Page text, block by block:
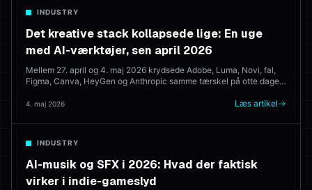
INDUSTRY
Det kreative stack kollapsede lige: En uge
med AI-værktøjer, sen april 2026
Mellem 27. april og 4. maj 2026 krydsede Adobe, Luma, Novi, fal,
Figma, Canva, HeyGen og Anthropic samme tærskel på otte dage.
efterlader de browserbaserede kreative suites, der forsøger at
4. maj 2026 Læs artikel
INDUSTRY
AI-musik og SFX i 2026: Hvad der faktisk
virker i indie-gameslyd